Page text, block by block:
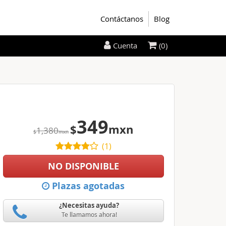
Contáctanos Blog
$1,380mxn $349mxn
(1)
NO DISPONIBLE
Plazas agotadas
¿Necesitas ayuda?
Te llamamos ahora!
Cuenta (0)